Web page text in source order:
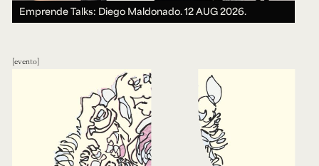
Emprende Talks: Diego Maldonado.12 AUG 2026.
evento